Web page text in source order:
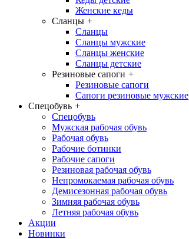
Женские кеды
Сланцы +
Сланцы
Сланцы мужские
Сланцы женские
Сланцы детские
Резиновые сапоги +
Резиновые сапоги
Сапоги резиновые мужские
Спецобувь +
Спецобувь
Мужская рабочая обувь
Рабочая обувь
Рабочие ботинки
Рабочие сапоги
Резиновая рабочая обувь
Непромокаемая рабочая обувь
Демисезонная рабочая обувь
Зимняя рабочая обувь
Летняя рабочая обувь
Акции
Новинки